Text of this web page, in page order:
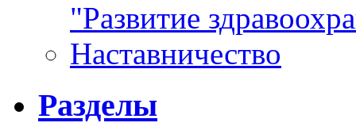
"Развитие
Наставничество
Разделы